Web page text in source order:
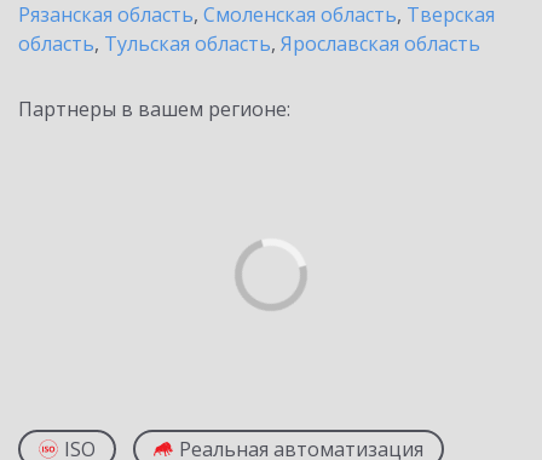
Рязанская область, Смоленская область, Тверская
область, Тульская область, Ярославская область
Партнеры в вашем регионе:
ISO Реальная автоматизация